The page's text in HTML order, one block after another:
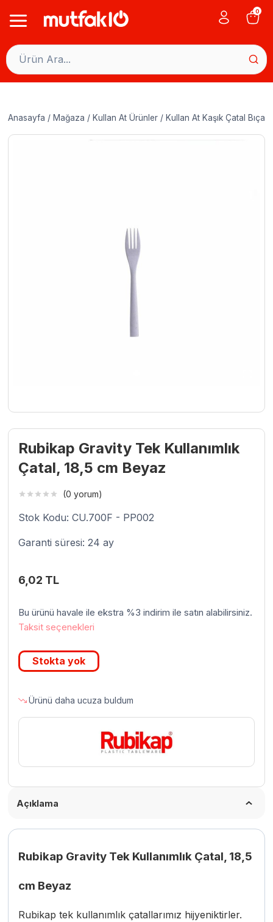
0
Anasayfa / Mağaza / Kullan At Ürünler / Kullan At Kaşık Çatal Bıçak
Rubikap Gravity Tek Kullanımlık
Çatal, 18,5 cm Beyaz
(0 yorum)
Stok Kodu: CU.700F - PP002
Garanti süresi: 24 ay
6,02 TL
Bu ürünü havale ile ekstra %3 indirim ile satın alabilirsiniz.
Taksit seçenekleri
Stokta yok
Ürünü daha ucuza buldum
Açıklama
Rubikap Gravity Tek Kullanımlık Çatal, 18,5
cm Beyaz
Rubikap tek kullanımlık çatallarımız hijyeniktirler.